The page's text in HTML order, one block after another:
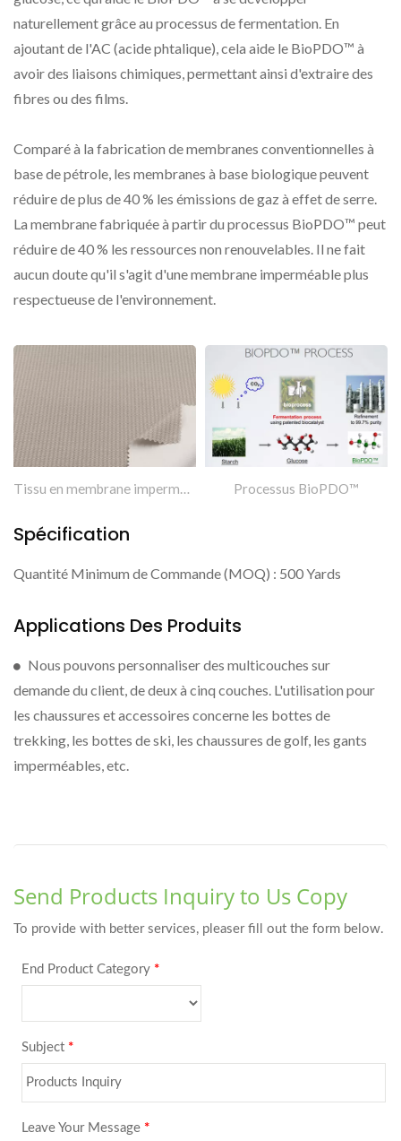
naturellement grâce au processus de fermentation. En
ajoutant de l'AC (acide phtalique), cela aide le BioPDO™ à
avoir des liaisons chimiques, permettant ainsi d'extraire des
fibres ou des films.
Comparé à la fabrication de membranes conventionnelles à
base de pétrole, les membranes à base biologique peuvent
réduire de plus de 40 % les émissions de gaz à effet de serre.
La membrane fabriquée à partir du processus BioPDO™ peut
réduire de 40 % les ressources non renouvelables. Il ne fait
aucun doute qu'il s'agit d'une membrane imperméable plus
respectueuse de l'environnement.
Tissu en membrane imperméable à base biologique pour la doublure des chaussures. Processus BioPDO™
Spécification
Quantité Minimum de Commande (MOQ) : 500 Yards
Applications Des Produits
Nous pouvons personnaliser des multicouches sur
demande du client, de deux à cinq couches. L'utilisation pour
les chaussures et accessoires concerne les bottes de
trekking, les bottes de ski, les chaussures de golf, les gants
imperméables, etc.